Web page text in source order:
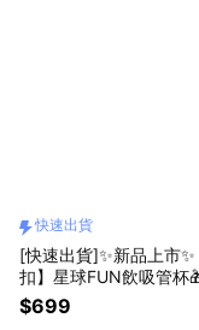
快速出貨
[快速出貨]✨新品上市
扣】星球FUN飲吸管杯
任選款)
$699